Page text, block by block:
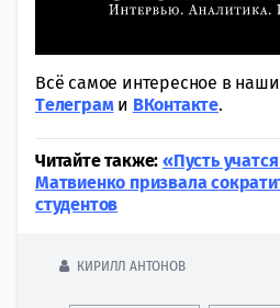
Всё самое интересное в
Tелеграми ВКонтакте.
Читайте также: «Пусть
Матвиенко призвала
студентов
КИРИЛЛ АНТОНОВ